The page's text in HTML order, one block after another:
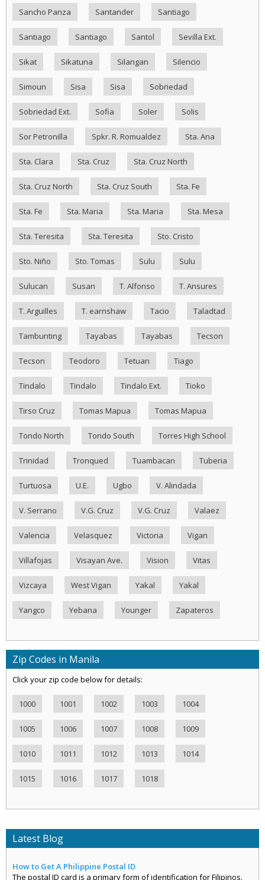
Sancho Panza Santander Santiago
Santiago Santiago Santol Sevilla Ext.
Sikat Sikatuna Silangan Silencio
Simoun Sisa Sisa Sobriedad
Sobriedad Ext. Sofia Soler Solis
Sor Petronilla Spkr. R. Romualdez Sta. Ana
Sta. Clara Sta. Cruz Sta. Cruz North
Sta. Cruz North Sta. Cruz South Sta. Fe
Sta. Fe Sta. Maria Sta. Maria Sta. Mesa
Sta. Teresita Sta. Teresita Sto. Cristo
Sto. Niño Sto. Tomas Sulu Sulu
Sulucan Susan T. Alfonso T. Ansures
T. Arguilles T. earnshaw Tacio Taladtad
Tambunting Tayabas Tayabas Tecson
Tecson Teodoro Tetuan Tiago
Tindalo Tindalo Tindalo Ext. Tioko
Tirso Cruz Tomas Mapua Tomas Mapua
Tondo North Tondo South Torres High School
Trinidad Tronqued Tuambacan Tuberia
Turtuosa U.E. Ugbo V. Alindada
V. Serrano V.G. Cruz V.G. Cruz Valaez
Valencia Velasquez Victoria Vigan
Villafojas Visayan Ave. Vision Vitas
Vizcaya West Vigan Yakal Yakal
Yangco Yebana Younger Zapateros
Zip Codes in Manila
Click your zip code below for details:
1000 1001 1002 1003 1004
1005 1006 1007 1008 1009
1010 1011 1012 1013 1014
1015 1016 1017 1018
Latest Blog
How to Get A Philippine Postal ID
The postal ID card is a primary form of identification for Filipinos.